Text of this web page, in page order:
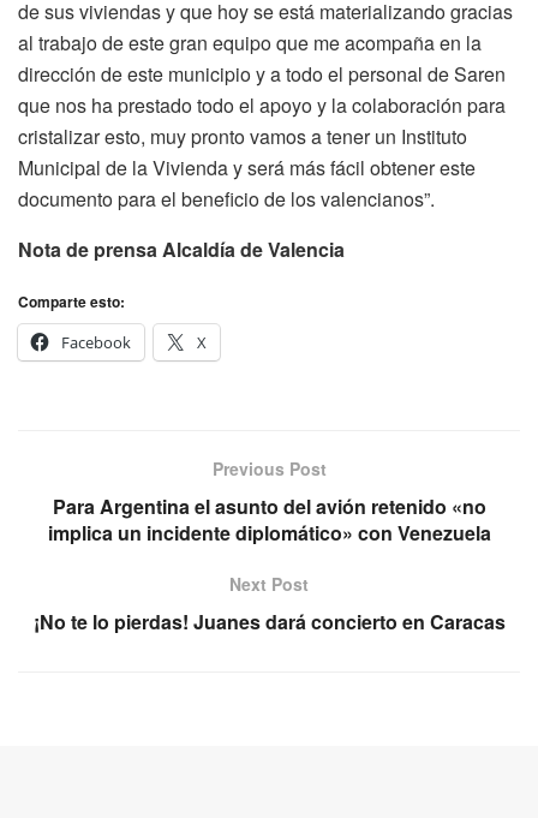
de sus viviendas y que hoy se está materializando gracias
al trabajo de este gran equipo que me acompaña en la
dirección de este municipio y a todo el personal de Saren
que nos ha prestado todo el apoyo y la colaboración para
cristalizar esto, muy pronto vamos a tener un Instituto
Municipal de la Vivienda y será más fácil obtener este
documento para el beneficio de los valencianos”.
Nota de prensa Alcaldía de Valencia
Comparte esto:
Facebook
X
Previous Post
Para Argentina el asunto del avión retenido «no
implica un incidente diplomático» con Venezuela
Next Post
¡No te lo pierdas! Juanes dará concierto en Caracas